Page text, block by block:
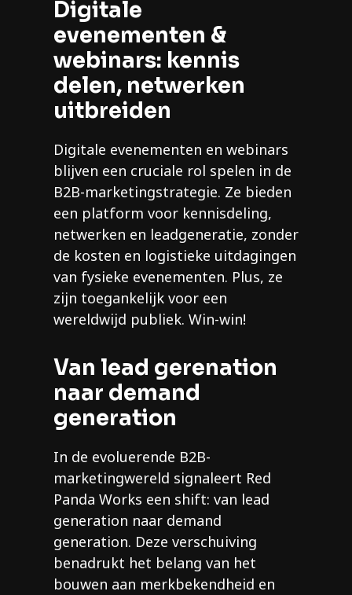
Digitale
evenementen &
webinars: kennis
delen, netwerken
uitbreiden
Digitale evenementen en webinars
blijven een cruciale rol spelen in de
B2B-marketingstrategie. Ze bieden
een platform voor kennisdeling,
netwerken en leadgeneratie, zonder
de kosten en logistieke uitdagingen
van fysieke evenementen. Plus, ze
zijn toegankelijk voor een
wereldwijd publiek. Win-win!
Van lead gerenation
naar demand
generation
In de evoluerende B2B-
marketingwereld signaleert Red
Panda Works een shift: van lead
generation naar demand
generation. Deze verschuiving
benadrukt het belang van het
bouwen aan merkbekendheid en